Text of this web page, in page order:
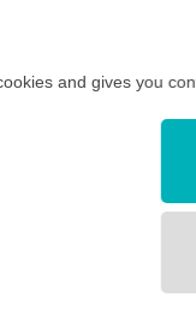
»
Roi Lion, le
proposé
Paris. Avec
ses costumes
Paris
and gives you